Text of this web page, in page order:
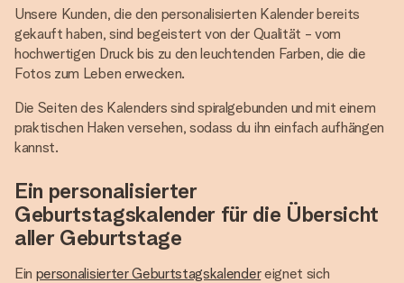
Unsere Kunden, die den personalisierten Kalender bereits
gekauft haben, sind begeistert von der Qualität - vom
hochwertigen Druck bis zu den leuchtenden Farben, die die
Fotos zum Leben erwecken.
Die Seiten des Kalenders sind spiralgebunden und mit einem
praktischen Haken versehen, sodass du ihn einfach aufhängen
kannst.
Ein personalisierter
Geburtstagskalender für die Übersicht
aller Geburtstage
Ein personalisierter Geburtstagskalendereignet sich